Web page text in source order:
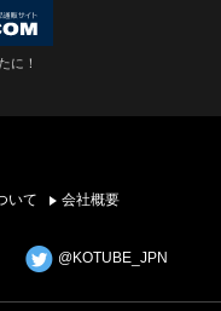
に！
いて
会社概要
@KOTUBE_JPN